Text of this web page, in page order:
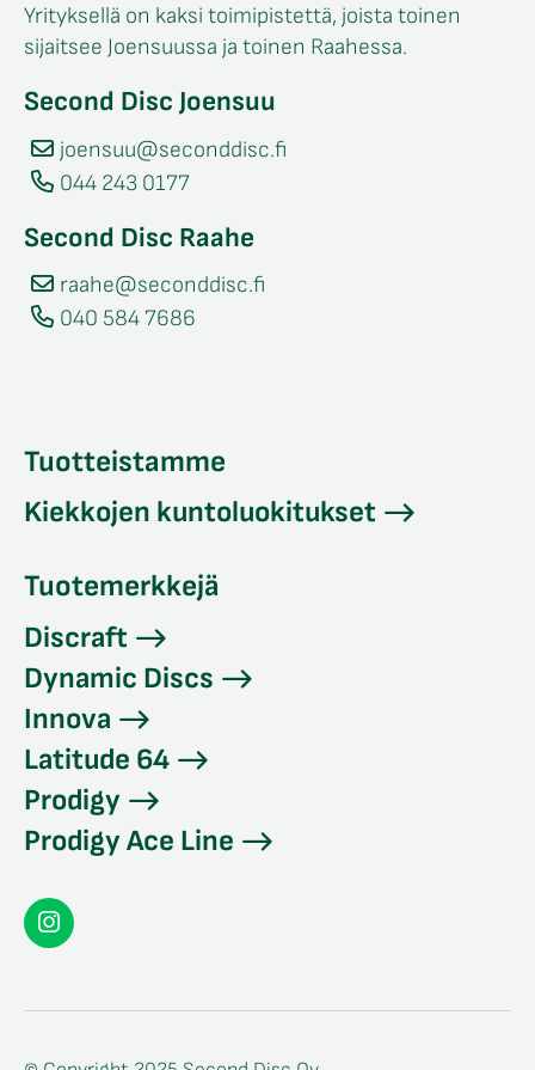
Yrityksellä on kaksi toimipistettä, joista toinen
sijaitsee Joensuussa ja toinen Raahessa.
Second Disc Joensuu
joensuu@seconddisc.fi
044 243 0177
Second Disc Raahe
raahe@seconddisc.fi
040 584 7686
Tuotteistamme
Kiekkojen kuntoluokitukset
Tuotemerkkejä
Discraft
Dynamic Discs
Innova
Latitude 64
Prodigy
Prodigy Ace Line
Seconddisc